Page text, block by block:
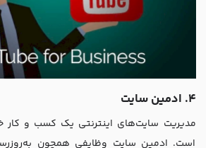
4. ادمین سایت
مدیریت سایت‌های اینترنتی یک کسب و کار
است. ادمین سایت وظایفی همچون